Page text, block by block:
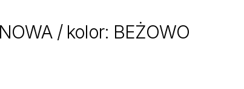
/ kolor: BEŻOWO